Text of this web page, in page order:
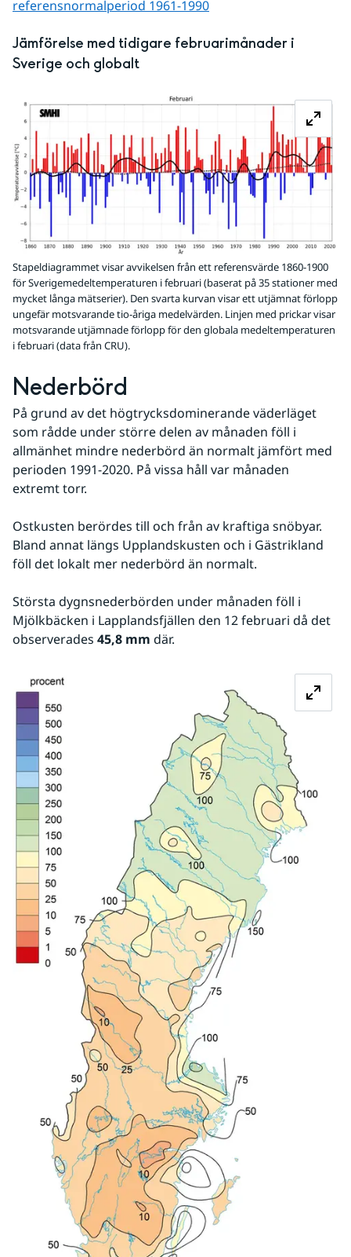
referens­normalperiod 1961-1990
Jämförelse med tidigare februarimånader i
Sverige och globalt
Stapeldiagrammet visar avvikelsen från ett referensvärde 1860-1900
för Sverigemedeltemperaturen i februari (baserat på 35 stationer med
mycket långa mätserier). Den svarta kurvan visar ett utjämnat förlopp
ungefär motsvarande tio-åriga medelvärden. Linjen med prickar visar
motsvarande utjämnade förlopp för den globala medeltemperaturen
i februari (data från CRU).
Nederbörd
På grund av det högtrycksdominerande väderläget
som rådde under större delen av månaden föll i
allmänhet mindre nederbörd än normalt jämfört med
perioden 1991-2020. På vissa håll var månaden
extremt torr.
Ostkusten berördes till och från av kraftiga snöbyar.
Bland annat längs Upplandskusten och i Gästrikland
föll det lokalt mer nederbörd än normalt.
Största dygnsnederbörden under månaden föll i
Mjölkbäcken i Lapplandsfjällen den 12 februari då det
observerades 45,8 mm där.